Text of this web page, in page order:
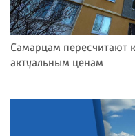
Самарцам пересчитают
актуальным ценам